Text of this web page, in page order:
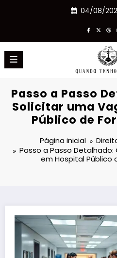
04/08/
Passo a Passo
Solicitar uma
Público de
Página inicial
Passo a Passo
em Hospital Público